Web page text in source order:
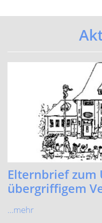
Elternbrief zum
übergriffigem
...mehr